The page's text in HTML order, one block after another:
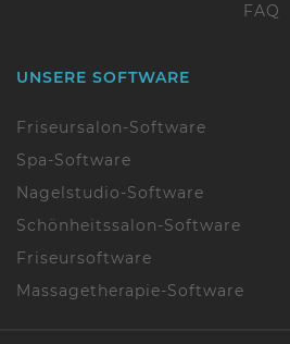
FAQ
UNSERE SOFTWARE
Friseursalon-Software
Spa-Software
Nagelstudio-Software
Schönheitssalon-Software
Friseursoftware
Massagetherapie-Software